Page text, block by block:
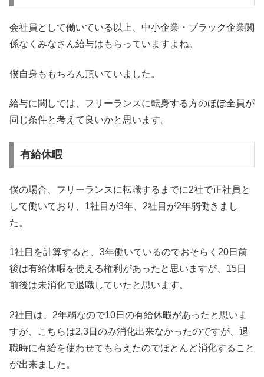
会社員として働いている以上、中小企業・ブラック企業関
係なくみなさん給与はもらっていますよね。
僕自身ももちろん頂いていました。
給与に関しては、フリーランスに転身する方のほぼ全員が
同じ条件と考えて良いかと思います。
有給休暇
僕の場合、フリーランスに転職するまでに2社で正社員と
して働いており、1社目が3年、2社目が2年弱働きまし
た。
1社目を計算すると、3年働いているのでおそらく20日前
後は有給休暇を使える権利があったと思いますが、15日
前後は未消化で退職していたと思います。
2社目は、2年弱なので10日の有給休暇があったと思いま
すが、こちらは2,3日のみ消化出来なかったのですが、退
職時に有給を使わせてもらえたのでほとんど消化すること
が出来ました。